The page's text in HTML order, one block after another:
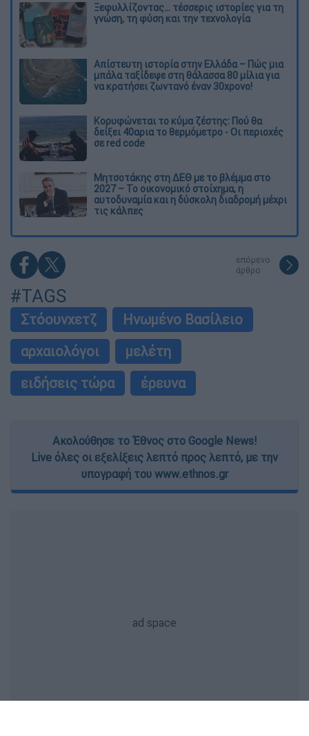
Ξεφυλλίζοντας... τέσσερις ιστορίες για τη
γνώση, τη φύση και την τεχνολογία
Απίστευτη ιστορία στην Ελλάδα – Πώς μια
μπάλα ταξίδεψε στη θάλασσα 80 μίλια για
να κρατήσει ζωντανό έναν 30χρονο!
Κορυφώνεται το κύμα ζέστης: Πού θα
δείξει 40αρια το θερμόμετρο - Οι περιοχές
σε red code
Μητσοτάκης στη ΔΕΘ με το βλέμμα στο
2027 – Το οικονομικό στοίχημα, η
αυτοδυναμία και η δύσκολη διαδρομή μέχρι
τις κάλπες
επόμενο
άρθρο
#TAGS
Στόουνχετζ
Ηνωμένο Βασίλειο
αρχαιολόγοι
μελέτη
ειδήσεις τώρα
έρευνα
Ακολούθησε το Έθνος στο Google News!
Live όλες οι εξελίξεις λεπτό προς λεπτό, με την
υπογραφή του www.ethnos.gr